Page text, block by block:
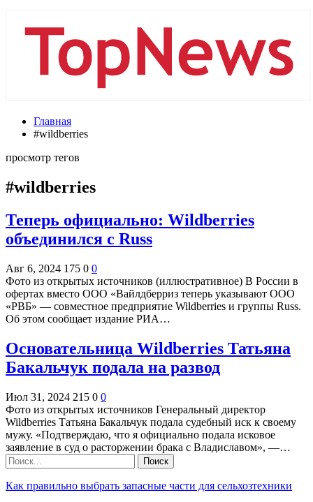
Главная
#wildberries
просмотр тегов
#wildberries
Теперь официально: Wildberries
объединился с Russ
Авг 6, 2024 175 0 0
Фото из открытых источников (иллюстративное) В России в
офертах вместо ООО «Вайлдберриз теперь указывают ООО
«РВБ» — совместное предприятие Wildberries и группы Russ.
Об этом сообщает издание РИА…
Основательница Wildberries Татьяна
Бакальчук подала на развод
Июл 31, 2024 215 0 0
Фото из открытых источников Генеральный директор
Wildberries Татьяна Бакальчук подала судебный иск к своему
мужу. «Подтверждаю, что я официально подала исковое
заявление в суд о расторжении брака с Владиславом», —…
Как правильно выбрать запасные части для сельхозтехники